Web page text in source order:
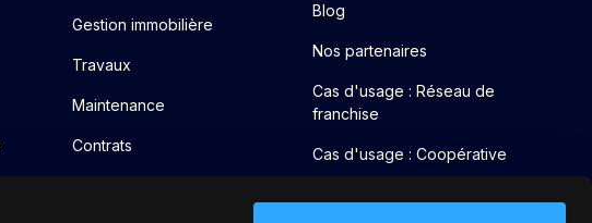
Gestion immobilière
Travaux
Maintenance
Contrats
Blog
Nos partenaires
Cas d'usage : Réseau de
franchise
Cas d'usage : Coopérative